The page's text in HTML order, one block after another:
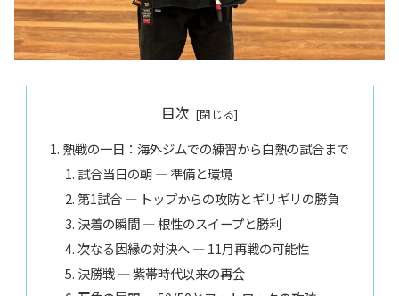
目次
熱戦の一日：海外ジムでの練習から白熱の試合まで
試合当日の朝 ― 準備と環境
第1試合 ― トップからの攻防とギリギリの勝負
決着の瞬間 ― 根性のスイープと勝利
次なる因縁の対決へ ― 11月再戦の可能性
決勝戦 ― 紫帯時代以来の再会